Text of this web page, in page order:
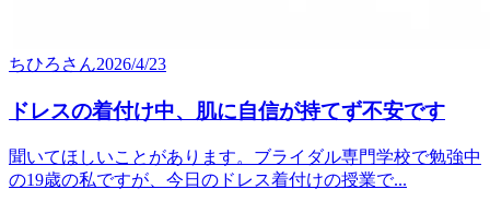
ちひろ さん2026/4/23
ドレスの着付け中、肌に自信が持てず不安です
聞いてほしいことがあります。ブライダル専門学校で勉強中
の19歳の私ですが、今日のドレス着付けの授業で...